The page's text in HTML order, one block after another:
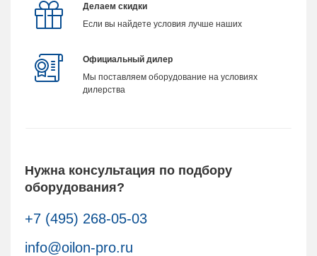
Делаем скидки
Если вы найдете условия лучше наших
Официальный дилер
Мы поставляем оборудование на условиях
дилерства
Нужна консультация по подбору
оборудования?
+7 (495) 268-05-03
info@oilon-pro.ru